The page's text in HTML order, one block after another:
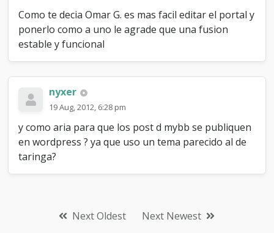
Como te decia Omar G. es mas facil editar el portal y
ponerlo como a uno le agrade que una fusion
estable y funcional
nyxer
19 Aug, 2012, 6:28 pm
y como aria para que los post d mybb se publiquen
en wordpress ? ya que uso un tema parecido al de
taringa?
Next Oldest Next Newest